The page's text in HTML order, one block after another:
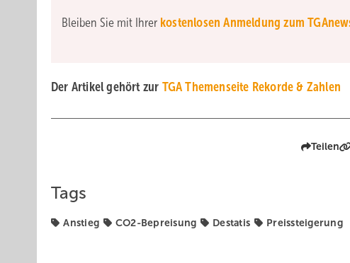
Bleiben Sie mit Ihrer kostenlosen Anmeldung zum
Der Artikel gehört zur TGA Themenseite Rekorde & Zahlen
Teilen
Tags
Anstieg CO2-Bepreisung Destatis Preissteigerung